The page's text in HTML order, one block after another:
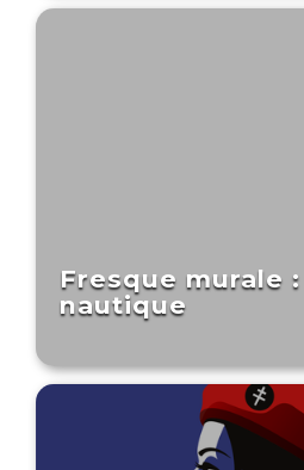
Fresque murale
nautique